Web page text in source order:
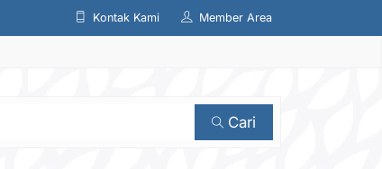
Kontak Kami Member Area
Cari